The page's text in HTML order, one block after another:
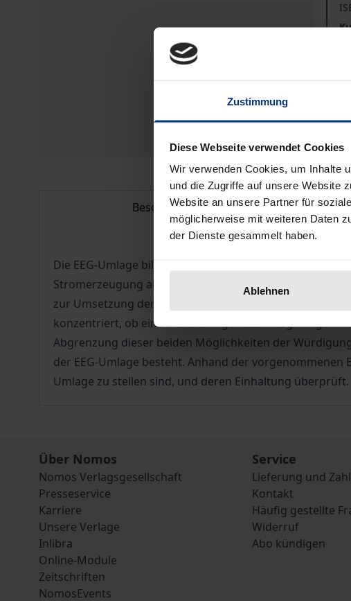
Zustimmung
Diese Webseite verwendet Cookies
Wir verwenden Cookies, um Inhalte
und die Zugriffe auf unsere Website
Website an unsere Partner für
möglicherweise mit weiteren Daten
der Dienste gesammelt haben.
Ablehnen
Beschreibung
Die EEG-Umlage bildet zusammen mit dem
Stromerzeugung aus erneuerbaren Energieträgern
zur Umsetzung der Energiewende in Deutschland. Das
konzentriert, ob eine Einordnung als Preisregelung
Abgrenzung dieser beiden Möglichkeiten der
der EEG-Umlage besteht. Anhand der
Umlage zu stellen sind, und deren Einhaltung überprüft.
Über Nomos
Nomos Verlagsgesellschaft
Presseservice
Karriere
Unsere Verlage
Inlibra
Online-Module
Zeitschriften
NomosEvents
Service
Lieferung und
Kontakt
Häufig gestellte
Widerruf
Abo kündigen